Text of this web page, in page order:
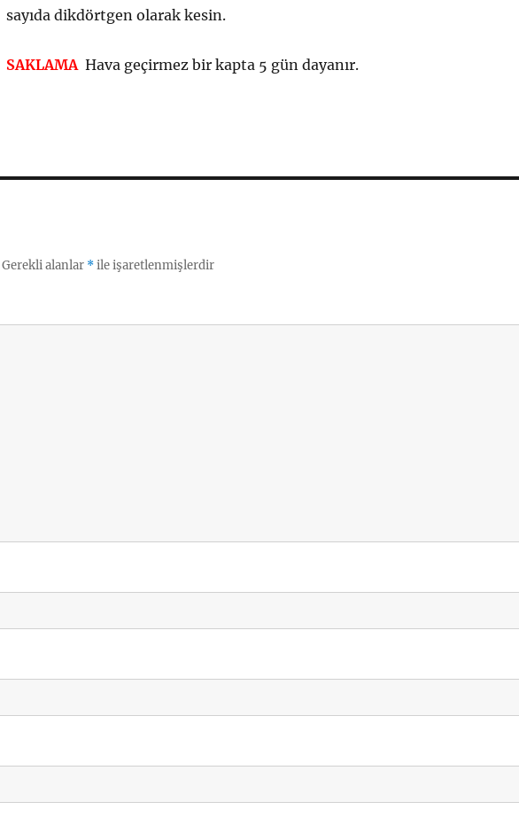
sayıda dikdörtgen olarak kesin.
SAKLAMA Hava geçirmez bir kapta 5 gün dayanır.
Gerekli alanlar *ile işaretlenmişlerdir